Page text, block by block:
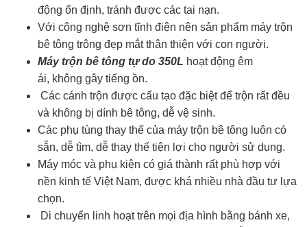
động ổn định, tránh được các tai nạn.
Với công nghệ sơn tĩnh điện nên sản phẩm máy trộn
bê tông trông đẹp mắt thân thiện với con người.
Máy trộn bê tông tự do 350L hoạt động êm
ái, không gây tiếng ồn.
Các cánh trộn được cấu tạo đặc biệt để trộn rất đều
và không bị dính bê tông, dễ vệ sinh.
Các phụ tùng thay thế của máy trộn bê tông luôn có
sẵn, dễ tìm, dễ thay thế tiện lợi cho người sử dụng.
Máy móc và phụ kiện có giá thành rất phù hợp với
nền kinh tế Việt Nam, được khá nhiều nhà đầu tư lựa
chọn.
Di chuyển linh hoạt trên mọi địa hình bằng bánh xe,